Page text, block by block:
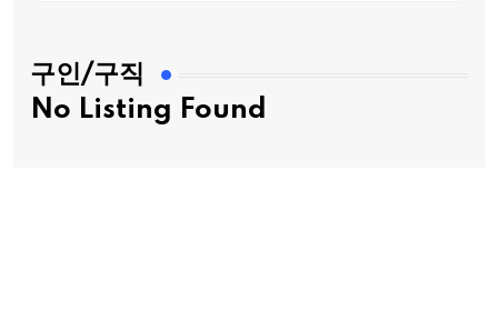
구인/구직
No Listing Found